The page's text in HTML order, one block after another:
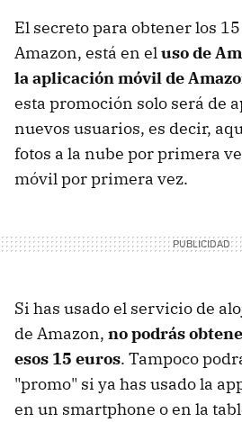
El secreto para obtener los
Amazon, está en eluso de
la aplicación móvil de
esta promoción solo será de
nuevos usuarios, es decir,
fotos a la nube por primera
móvil por primera vez.
Si has usado el servicio de
de Amazon, no podrás
esos 15 euros. Tampoco
"promo" si ya has usado la
en un smartphone o en la